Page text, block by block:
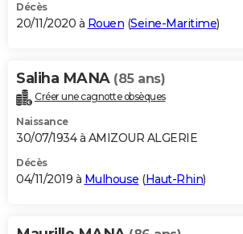
Décès
20/11/2020 à Rouen (Seine-Maritime)
Saliha MANA (85 ans)
Créer une cagnotte obsèques
Naissance
30/07/1934 à AMIZOUR ALGERIE
Décès
04/11/2019 à Mulhouse (Haut-Rhin)